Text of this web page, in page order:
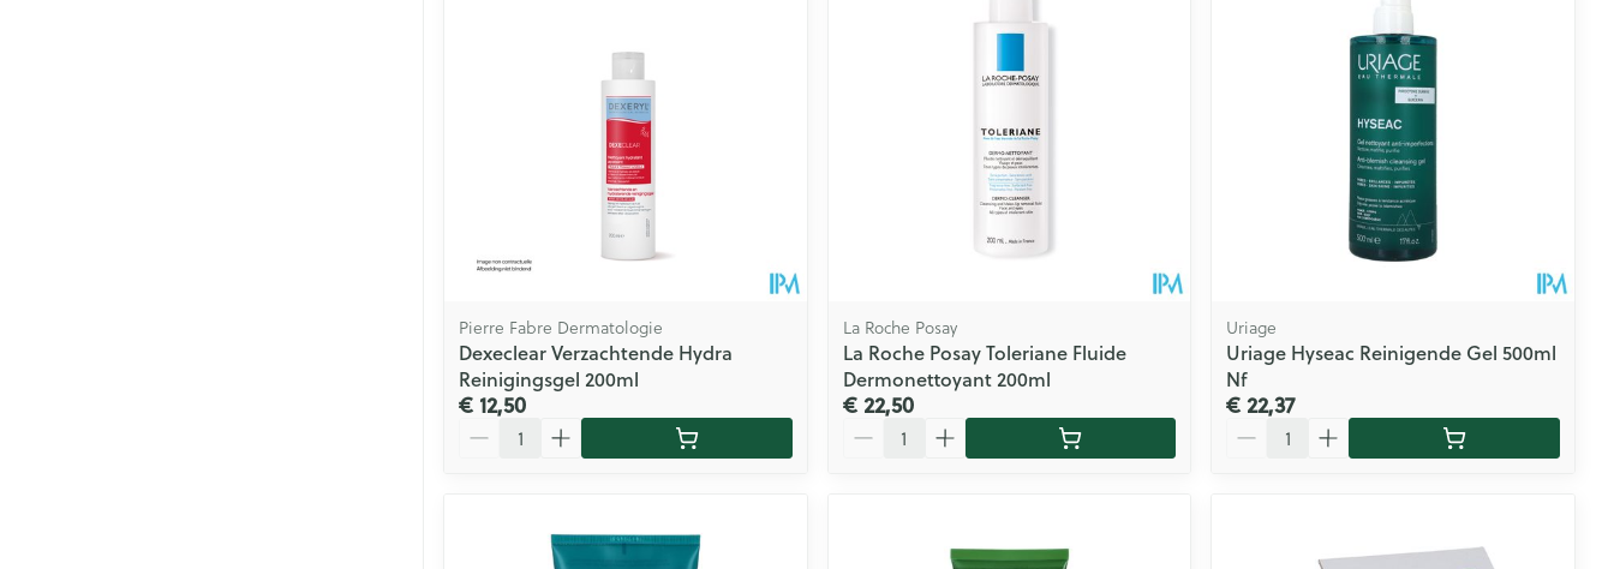
Pierre Fabre Dermatologie
Dexeclear Verzachtende Hydra
Reinigingsgel 200ml
€ 12,50
La Roche Posay
La Roche Posay Toleriane Fluide
Dermonettoyant 200ml
€ 22,50
Uriage
Uriage Hyseac Reinigende Gel 500ml
Nf
€ 22,37